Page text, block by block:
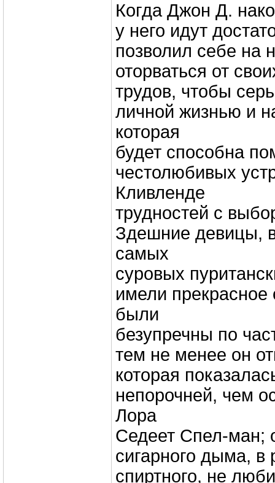
Когда Джон Д.
у него идут
позволил себе на
оторваться от
трудов, чтобы
личной жизнью и
которая
будет способна
честолюбивых
Кливленде
трудностей с
Здешние девицы,
самых
суровых
имели прекрасное
были
безупречны по
тем не менее он
которая
непорочней, чем
Лора
Седеет Спел-ман;
сигарного дыма, в
спиртного, не